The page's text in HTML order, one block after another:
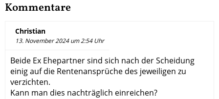
Kommentare
Christian
13. November 2024 um 2:54 Uhr
Beide Ex Ehepartner sind sich nach der Scheidung
einig auf die Rentenansprüche des jeweiligen zu
verzichten.
Kann man dies nachträglich einreichen?